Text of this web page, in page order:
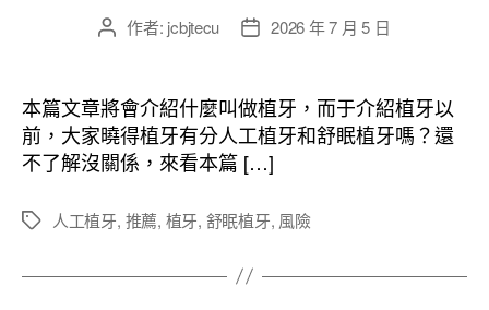
文
者
作者: jcbjtecu
文
佈
日
期
2026 年 7 月 5 日
本篇文章將會介紹什麼叫做植牙，而于介紹植牙以
前，大家曉得植牙有分人工植牙和舒眠植牙嗎？還
不了解沒關係，來看本篇 […]
標
人工植牙, 推薦, 植牙, 舒眠植牙, 風險